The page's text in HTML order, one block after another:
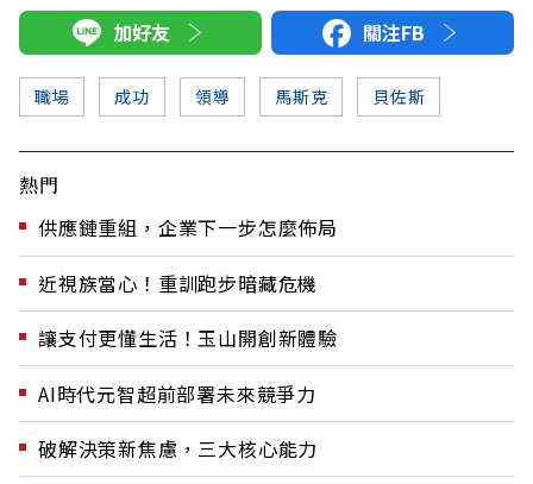
加好友 關注FB
職場 成功 領導 馬斯克 貝佐斯
熱門
供應鏈重組，企業下一步怎麼佈局
近視族當心！重訓跑步暗藏危機
讓支付更懂生活！玉山開創新體驗
AI時代元智超前部署未來競爭力
破解決策新焦慮，三大核心能力